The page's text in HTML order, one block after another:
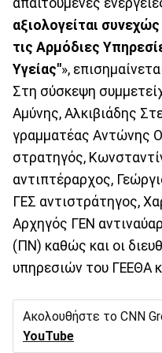
αξιολογείται
τις Αρμόδιες
Υγείας"»,
Στη σύσκεψη
Αμύνης, Αλκιβιάδης
γραμματέας Αντώνης
στρατηγός,
αντιπτέραρχος,
ΓΕΣ αντιστράτηγος,
Αρχηγός ΓΕΝ
(ΠΝ) καθώς και οι
υπηρεσιών του ΓΕΕΘΑ
Ακολουθήστε το CNN
YouTube